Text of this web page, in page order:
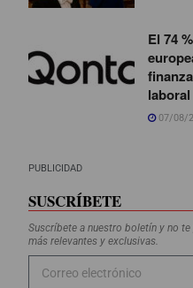
El 74
laboral
07/08/
PUBLICIDAD
SUSCRÍBETE
Suscríbete a nuestro boletín y no
más relevantes y exclusivas.